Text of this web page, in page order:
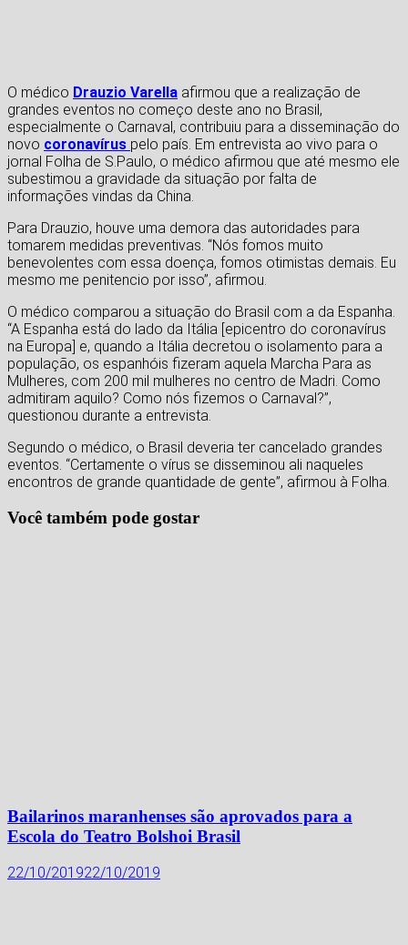
O médico Drauzio Varella afirmou que a realização de
grandes eventos no começo deste ano no Brasil,
especialmente o Carnaval, contribuiu para a disseminação do
novo coronavírus pelo país. Em entrevista ao vivo para o
jornal Folha de S.Paulo, o médico afirmou que até mesmo ele
subestimou a gravidade da situação por falta de
informações vindas da China.
Para Drauzio, houve uma demora das autoridades para
tomarem medidas preventivas. “Nós fomos muito
benevolentes com essa doença, fomos otimistas demais. Eu
mesmo me penitencio por isso”, afirmou.
O médico comparou a situação do Brasil com a da Espanha.
“A Espanha está do lado da Itália [epicentro do coronavírus
na Europa] e, quando a Itália decretou o isolamento para a
população, os espanhóis fizeram aquela Marcha Para as
Mulheres, com 200 mil mulheres no centro de Madri. Como
admitiram aquilo? Como nós fizemos o Carnaval?”,
questionou durante a entrevista.
Segundo o médico, o Brasil deveria ter cancelado grandes
eventos. “Certamente o vírus se disseminou ali naqueles
encontros de grande quantidade de gente”, afirmou à Folha.
Você também pode gostar
Bailarinos maranhenses são aprovados para a
Escola do Teatro Bolshoi Brasil
22/10/201922/10/2019